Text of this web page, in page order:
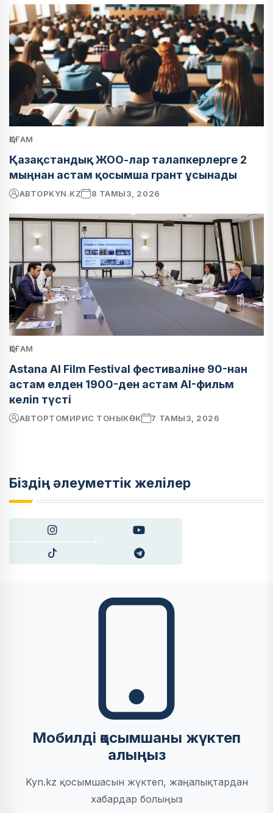
ҚОҒАМ
Қазақстандық ЖОО-лар талапкерлерге 2
мыңнан астам қосымша грант ұсынады
АВТОРKYN.KZ 8 ТАМЫЗ, 2026
ҚОҒАМ
Astana AI Film Festival фестиваліне 90-нан
астам елден 1900-ден астам AI-фильм
келіп түсті
АВТОРТОМИРИС ТОНЫКӨК 7 ТАМЫЗ, 2026
Біздің әлеуметтік желілер
Мобилді қосымшаны жүктеп
алыңыз
Kyn.kz қосымшасын жүктеп, жаңалықтардан
хабардар болыңыз